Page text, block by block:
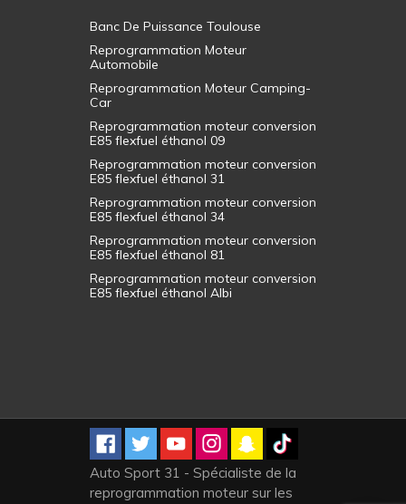
Banc De Puissance Toulouse
Reprogrammation Moteur
Automobile
Reprogrammation Moteur Camping-
Car
Reprogrammation moteur conversion
E85 flexfuel éthanol 09
Reprogrammation moteur conversion
E85 flexfuel éthanol 31
Reprogrammation moteur conversion
E85 flexfuel éthanol 34
Reprogrammation moteur conversion
E85 flexfuel éthanol 81
Reprogrammation moteur conversion
E85 flexfuel éthanol Albi
Auto Sport 31 - Spécialiste de la
reprogrammation moteur sur les